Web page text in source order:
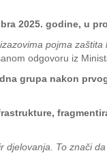
2025. godine, u
pojma
odgovoru iz
grupa nakon
djelovanja. To znači